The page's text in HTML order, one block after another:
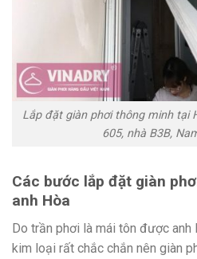
Lắp đặt giàn phơi thông minh tại
605, nhà B3B,
Các bước lắp đặt giàn
anh Hòa
Do trần phơi là mái tôn được anh
kim loại rất chắc chắn nên giàn